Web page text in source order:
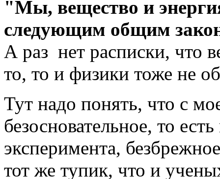
"Мы, вещество и
следующим общим
А раз нет расписки, что
то, то и физики тоже не
Тут надо понять, что с
безосновательное, то
эксперимента,
тот же тупик, что и